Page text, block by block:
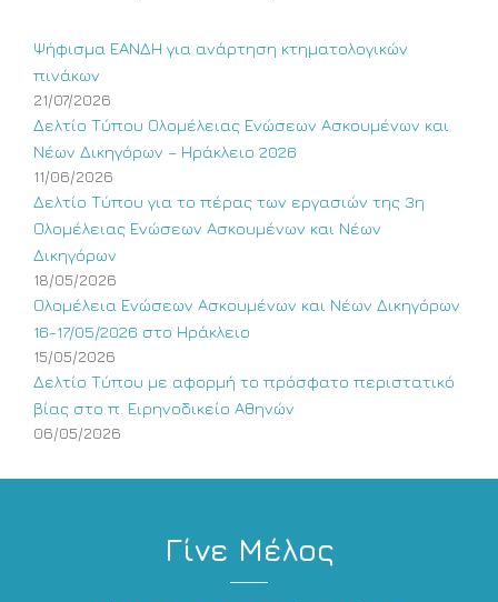
Ψήφισμα ΕΑΝΔΗ για ανάρτηση κτηματολογικών
πινάκων
21/07/2026
Δελτίο Τύπου Ολομέλειας Ενώσεων Ασκουμένων και
Νέων Δικηγόρων – Ηράκλειο 2026
11/06/2026
Δελτίο Τύπου για το πέρας των εργασιών της 3η
Ολομέλειας Ενώσεων Ασκουμένων και Νέων
Δικηγόρων
18/05/2026
Ολομέλεια Ενώσεων Ασκουμένων και Νέων Δικηγόρων
16-17/05/2026 στο Ηράκλειο
15/05/2026
Δελτίο Τύπου με αφορμή το πρόσφατο περιστατικό
βίας στο π. Ειρηνοδικείο Αθηνών
06/05/2026
Γίνε Μέλος